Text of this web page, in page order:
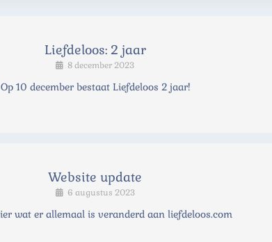
Liefdeloos: 2 jaar
8 december 2023
Op 10 december bestaat Liefdeloos 2 jaar!
Website update
6 augustus 2023
wat er allemaal is veranderd aan liefdeloos.com